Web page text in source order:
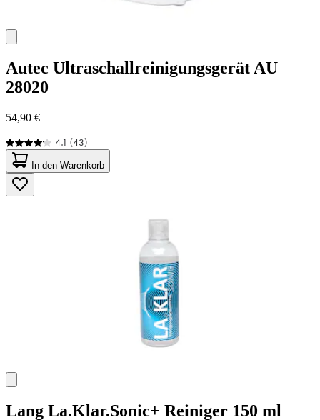
Autec Ultraschallreinigungsgerät AU
28020
54,90 €
4.1 (43)
4.1
von
5
Sternen.
43
In den Warenkorb
Lang La.Klar.Sonic+ Reiniger 150 ml